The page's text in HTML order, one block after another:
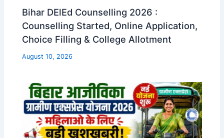
Bihar DElEd Counselling 2026 :
Counselling Started, Online Application,
Choice Filling & College Allotment
August 10, 2026